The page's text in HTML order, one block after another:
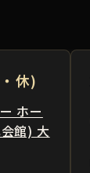
休)
ホー
館) 大